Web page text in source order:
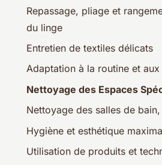
Repassage, pliage et
du linge
Entretien de textiles délicats
Adaptation à la routine et
Nettoyage des Espaces
Nettoyage des salles de
Hygiène et esthétique
Utilisation de produits et